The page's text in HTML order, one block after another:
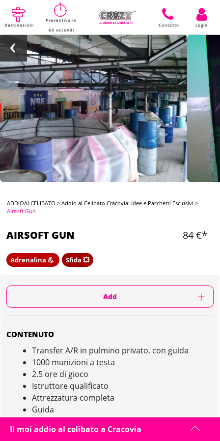
Destinazioni
Preventivo in
60 secondi
Contatto Login
ADDIOALCELIBATO >Addio al Celibato Cracovia: Idee e Pacchetti Esclusivi >
Airsoft Gun
AIRSOFT GUN 84 €*
Adrenalina 💪 Sfida 💥
Add
CONTENUTO
Transfer A/R in pulmino privato, con guida
1000 munizioni a testa
2.5 ore di gioco
Istruttore qualificato
Attrezzatura completa
Guida
Il moi addio al celibato a Cracovia